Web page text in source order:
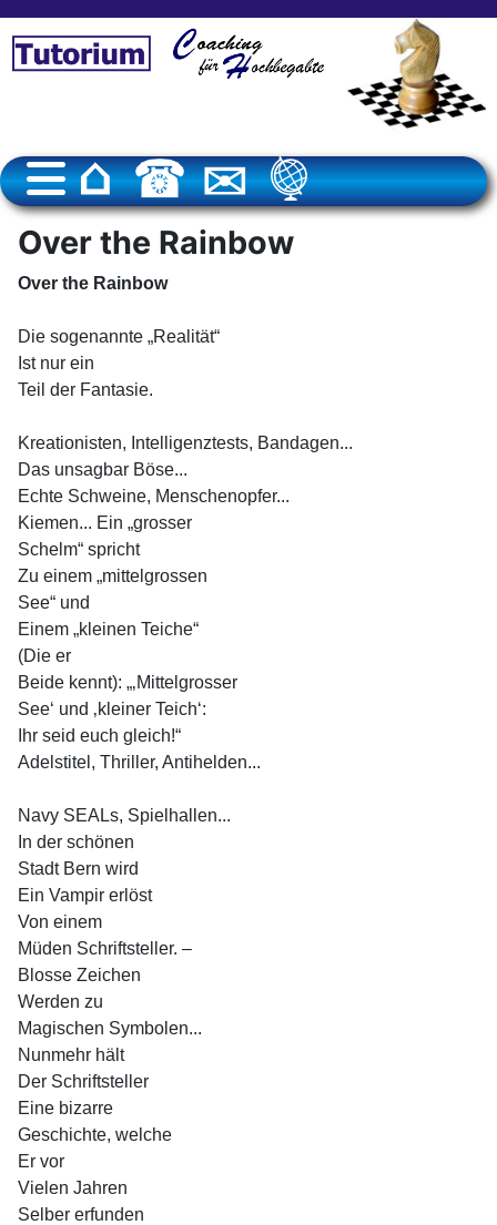
Over the Rainbow
Over the Rainbow
Die sogenannte „Realität“
Ist nur ein
Teil der Fantasie.
Kreationisten, Intelligenztests, Bandagen...
Das unsagbar Böse...
Echte Schweine, Menschenopfer...
Kiemen... Ein „grosser
Schelm“ spricht
Zu einem „mittelgrossen
See“ und
Einem „kleinen Teiche“
(Die er
Beide kennt): „‚Mittelgrosser
See‘ und ‚kleiner Teich‘:
Ihr seid euch gleich!“
Adelstitel, Thriller, Antihelden...
Navy SEALs, Spielhallen...
In der schönen
Stadt Bern wird
Ein Vampir erlöst
Von einem
Müden Schriftsteller. –
Blosse Zeichen
Werden zu
Magischen Symbolen...
Nunmehr hält
Der Schriftsteller
Eine bizarre
Geschichte, welche
Er vor
Vielen Jahren
Selber erfunden